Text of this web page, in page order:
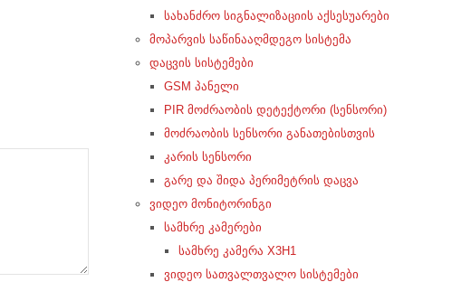
სახანძრო სიგნალიზაციის აქსესუარები
მოპარვის საწინააღმდეგო სისტემა
დაცვის სისტემები
GSM პანელი
PIR მოძრაობის დეტექტორი (სენსორი)
მოძრაობის სენსორი განათებისთვის
კარის სენსორი
გარე და შიდა პერიმეტრის დაცვა
ვიდეო მონიტორინგი
სამხრე კამერები
სამხრე კამერა X3H1
ვიდეო სათვალთვალო სისტემები